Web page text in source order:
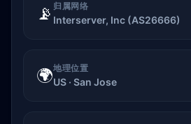
📡 归属网络
Interserver, Inc (AS26666)
🌍地理位置
US · San Jose